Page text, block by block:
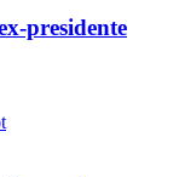
presidente